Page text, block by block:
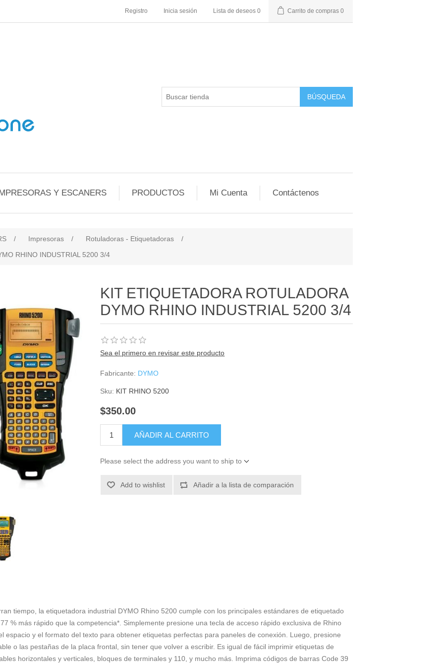
Registro Inicia sesión Lista de deseos 0 Carrito de compras 0
BÚSQUEDA
Y ESCANERS PRODUCTOS Mi Cuenta Contáctenos
/ Impresoras / Rotuladoras - Etiquetadoras
/
RHINO INDUSTRIAL 5200 3/4
KIT ETIQUETADORA ROTULADORA
DYMO RHINO INDUSTRIAL 5200 3/4
Sea el primero en revisar este producto
Fabricante: DYMO
Sku: KIT RHINO 5200
$350.00
AÑADIR AL CARRITO
Please select the address you want to ship to
Add to wishlist Añadir a la lista de comparación
tiempo, la etiquetadora industrial DYMO Rhino 5200 cumple con los principales estándares de etiquetado
% más rápido que la competencia*. Simplemente presione una tecla de acceso rápido exclusiva de Rhino
espacio y el formato del texto para obtener etiquetas perfectas para paneles de conexión. Luego, presione
o las pestañas de la placa frontal, sin tener que volver a escribir. Es igual de fácil imprimir etiquetas de
horizontales y verticales, bloques de terminales y 110, y mucho más. Imprima códigos de barras Code 39